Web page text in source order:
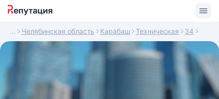
Челябинская область Карабаш Техническая 34